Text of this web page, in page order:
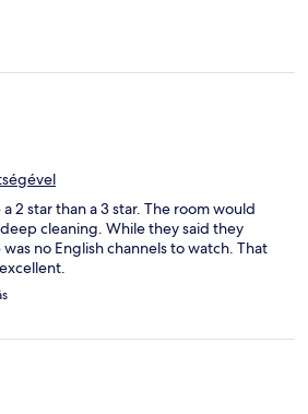
2 star than a 3 star. The room would
cleaning. While they said they
no English channels to watch. That